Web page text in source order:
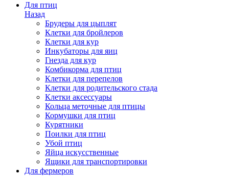
Для птиц
Назад
Брудеры для цыплят
Клетки для бройлеров
Клетки для кур
Инкубаторы для яиц
Гнезда для кур
Комбикорма для птиц
Клетки для перепелов
Клетки для родительского стада
Клетки аксессуары
Кольца меточные для птицы
Кормушки для птиц
Курятники
Поилки для птиц
Убой птиц
Яйца искусственные
Ящики для транспортировки
Для фермеров